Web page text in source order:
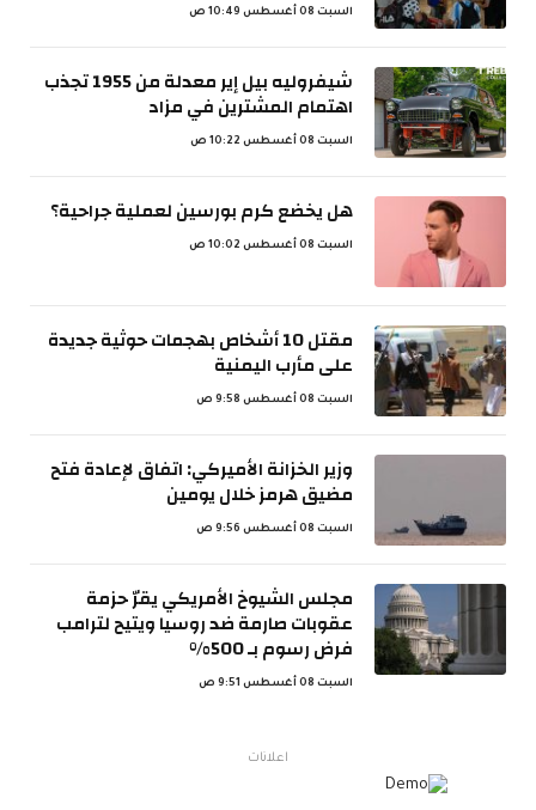
السبت 08 أغسطس 10:49 ص
شيفروليه بيل إير معدلة من 1955 تجذب
اهتمام المشترين في مزاد
السبت 08 أغسطس 10:22 ص
هل يخضع كرم بورسين لعملية جراحية؟
السبت 08 أغسطس 10:02 ص
مقتل 10 أشخاص بهجمات حوثية جديدة
على مأرب اليمنية
السبت 08 أغسطس 9:58 ص
وزير الخزانة الأميركي: اتفاق لإعادة فتح
مضيق هرمز خلال يومين
السبت 08 أغسطس 9:56 ص
مجلس الشيوخ الأمريكي يقرّ حزمة
عقوبات صارمة ضد روسيا ويتيح لترامب
فرض رسوم بـ 500%
السبت 08 أغسطس 9:51 ص
اعلانات